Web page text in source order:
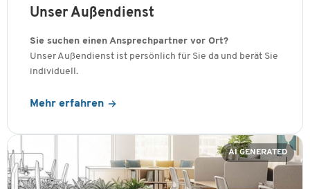
Unser Außendienst
Sie suchen einen Ansprechpartner vor Ort?
Unser Außendienst ist persönlich für Sie da und berät Sie
individuell.
Mehr erfahren
AI GENERATED